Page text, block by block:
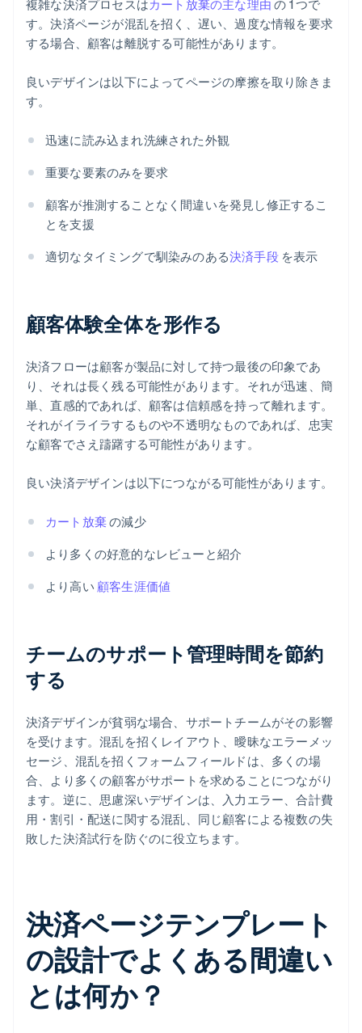
複雑な決済プロセスはカート放棄の主な理由 の 1 つで
す。決済ページが混乱を招く、遅い、過度な情報を要求
する場合、顧客は離脱する可能性があります。
良いデザインは以下によってページの摩擦を取り除きま
す。
迅速に読み込まれ洗練された外観
重要な要素のみを要求
顧客が推測することなく間違いを発見し修正するこ
とを支援
適切なタイミングで馴染みのある決済手段を表示
顧客体験全体を形作る
決済フローは顧客が製品に対して持つ最後の印象であ
り、それは長く残る可能性があります。それが迅速、簡
単、直感的であれば、顧客は信頼感を持って離れます。
それがイライラするものや不透明なものであれば、忠実
な顧客でさえ躊躇する可能性があります。
良い決済デザインは以下につながる可能性があります。
カート放棄の減少
より多くの好意的なレビューと紹介
より高い 顧客生涯価値
チームのサポート管理時間を節約
する
決済デザインが貧弱な場合、サポートチームがその影響
を受けます。混乱を招くレイアウト、曖昧なエラーメッ
セージ、混乱を招くフォームフィールドは、多くの場
合、より多くの顧客がサポートを求めることにつながり
ます。逆に、思慮深いデザインは、入力エラー、合計費
用・割引・配送に関する混乱、同じ顧客による複数の失
敗した決済試行を防ぐのに役立ちます。
決済ページテンプレート
の設計でよくある間違い
とは何か？